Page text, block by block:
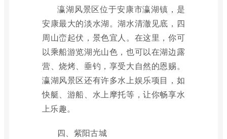
瀛湖风景区位于安康市瀛湖镇，是
安康最大的淡水湖。湖水清澈见底，四
周山峦起伏，景色宜人。在这里，你可
以乘船游览湖光山色，也可以在湖边露
营、烧烤、垂钓，享受大自然的恩赐。
瀛湖风景区还有许多水上娱乐项目，如
快艇、游船、水上摩托等，让你畅享水
上乐趣。
四、紫阳古城